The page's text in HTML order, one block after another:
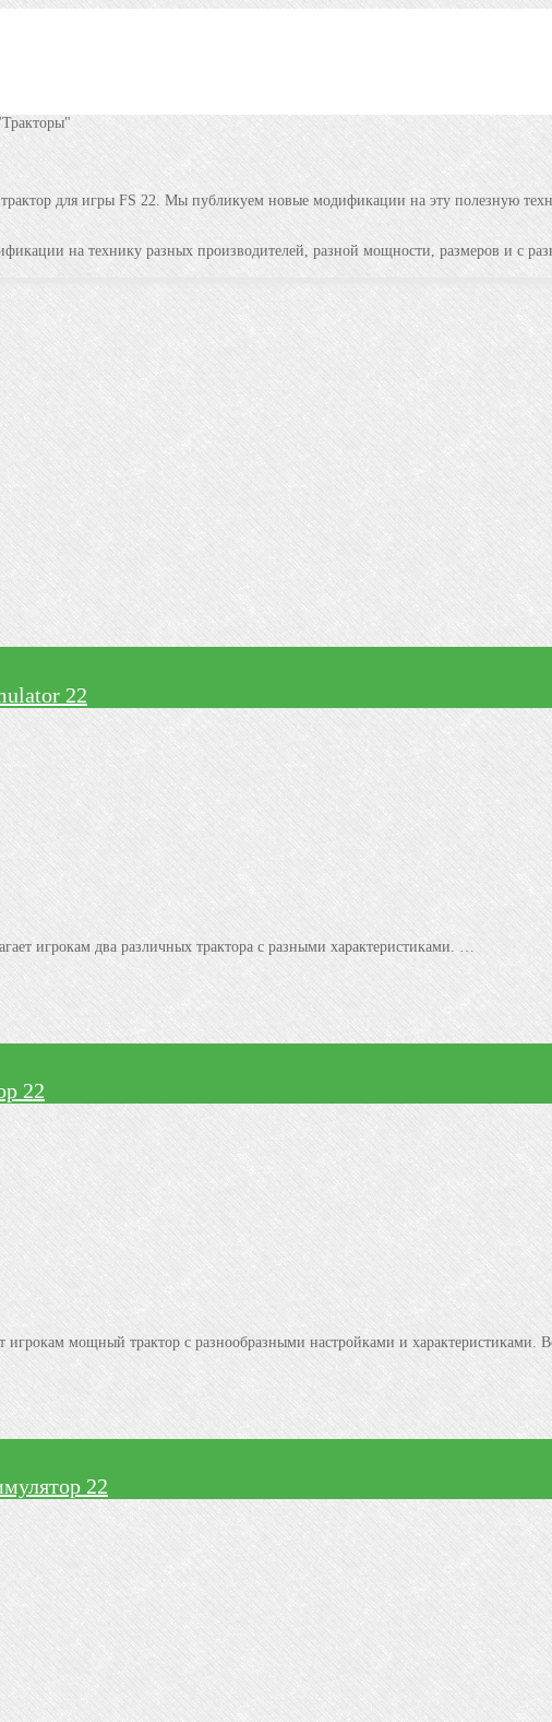
для игры FS 22. Мы публикуем новые модификации на эту полезную
на технику разных производителей, разной мощности, размеров и с
22
игрокам два различных трактора с разными характеристиками. …
22
мощный трактор с разнообразными настройками и характеристиками.
22